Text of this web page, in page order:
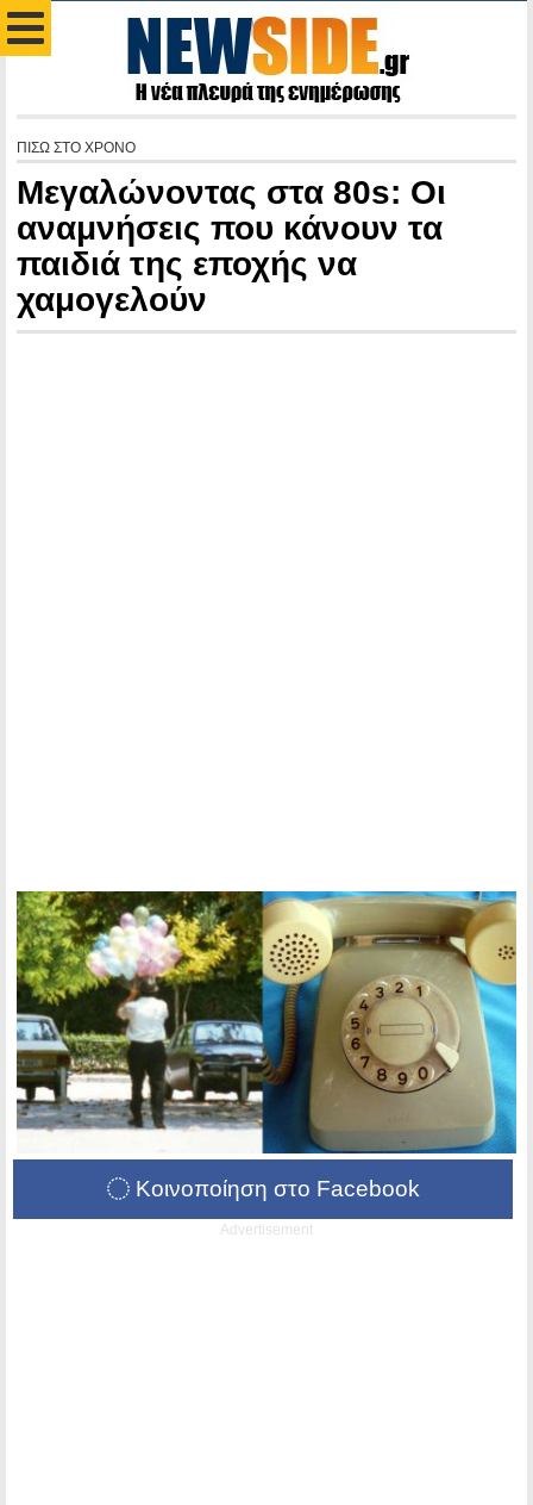
ΠΙΣΩ ΣΤΟ ΧΡΟΝΟ
Μεγαλώνοντας στα 80s: Οι
αναμνήσεις που κάνουν τα
παιδιά της εποχής να
χαμογελούν
Κοινοποίηση στο Facebook
Advertisement